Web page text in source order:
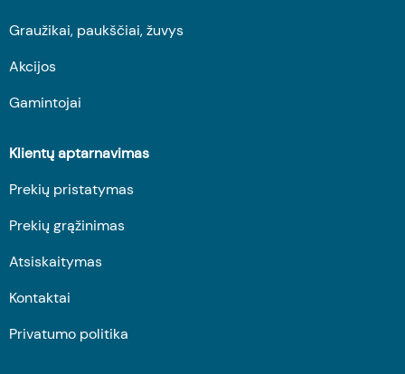
Graužikai, paukščiai, žuvys
Akcijos
Gamintojai
Klientų aptarnavimas
Prekių pristatymas
Prekių grąžinimas
Atsiskaitymas
Kontaktai
Privatumo politika